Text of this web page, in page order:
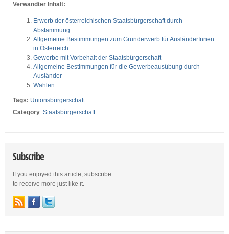
Verwandter Inhalt:
Erwerb der österreichischen Staatsbürgerschaft durch
Abstammung
Allgemeine Bestimmungen zum Grunderwerb für AusländerInnen
in Österreich
Gewerbe mit Vorbehalt der Staatsbürgerschaft
Allgemeine Bestimmungen für die Gewerbeausübung durch
Ausländer
Wahlen
Tags: Unionsbürgerschaft
Category: Staatsbürgerschaft
Subscribe
If you enjoyed this article, subscribe
to receive more just like it.